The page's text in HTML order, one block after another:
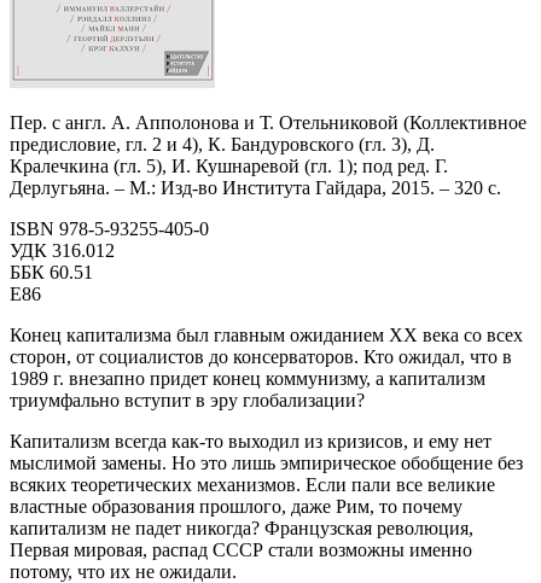
Пер. с англ. А. Апполонова и Т. Отельниковой (Коллективное
предисловие, гл. 2 и 4), К. Бандуровского (гл. 3), Д.
Кралечкина (гл. 5), И. Кушнаревой (гл. 1); под ред. Г.
Дерлугьяна. – М.: Изд-во Института Гайдара, 2015. – 320 с.
ISBN 978-5-93255-405-0
УДК 316.012
ББК 60.51
Е86
Конец капитализма был главным ожиданием ХХ века со всех
сторон, от социалистов до консерваторов. Кто ожидал, что в
1989 г. внезапно придет конец коммунизму, а капитализм
триумфально вступит в эру глобализации?
Капитализм всегда как-то выходил из кризисов, и ему нет
мыслимой замены. Но это лишь эмпирическое обобщение без
всяких теоретических механизмов. Если пали все великие
властные образования прошлого, даже Рим, то почему
капитализм не падет никогда? Французская революция,
Первая мировая, распад СССР стали возможны именно
потому, что их не ожидали.